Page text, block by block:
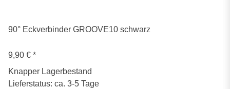
90° Eckverbinder GROOVE10 schwarz
9,90 € *
Knapper Lagerbestand
Lieferstatus: ca. 3-5 Tage